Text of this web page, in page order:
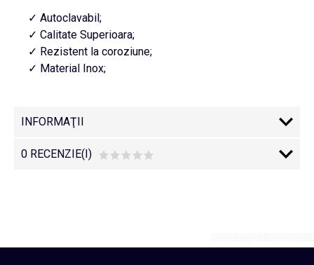
✓ Autoclavabil;
✓ Calitate Superioara;
✓ Rezistent la coroziune;
✓ Material Inox;
INFORMAŢII
0 RECENZIE(I)